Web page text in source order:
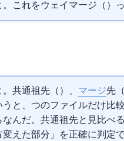
3ウェイマージ（3-way merge
通祖先（Base）、 マージ先（
かというと、2つのファイルだけ
だ。共通祖先と見比べるこ
変えた部分」を正確に判定